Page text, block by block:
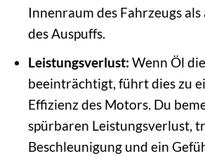
Innenraum des Fahrzeugs
des Auspuffs.
Leistungsverlust: Wenn Öl
beeinträchtigt, führt dies zu
Effizienz des Motors. Du
spürbaren Leistungsverlust,
Beschleunigung und ein